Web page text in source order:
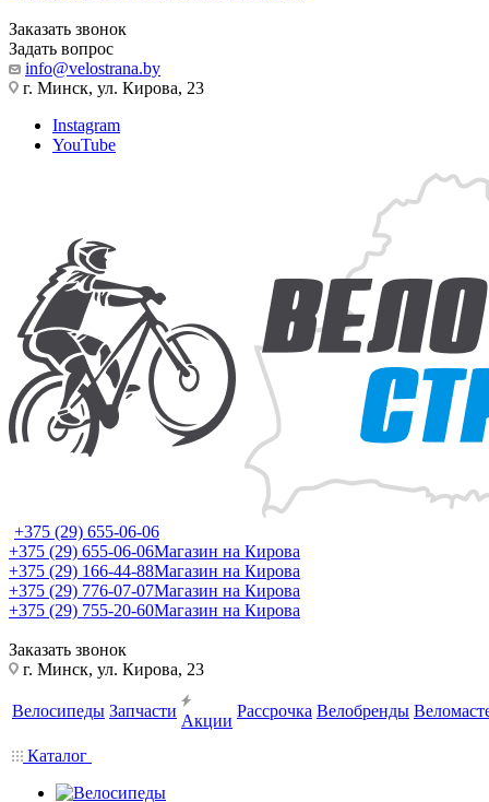
Заказать звонок
Задать вопрос
info@velostrana.by
г. Минск, ул. Кирова, 23
Instagram
YouTube
+375 (29) 655-06-06
+375 (29) 655-06-06Магазин на Кирова
+375 (29) 166-44-88Магазин на Кирова
+375 (29) 776-07-07Магазин на Кирова
+375 (29) 755-20-60Магазин на Кирова
Заказать звонок
г. Минск, ул. Кирова, 23
Велосипеды Запчасти
Акции
Рассрочка Велобренды
Каталог